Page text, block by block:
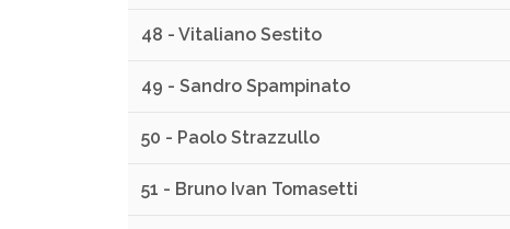
48 - Vitaliano Sestito
49 - Sandro Spampinato
50 - Paolo Strazzullo
51 - Bruno Ivan Tomasetti